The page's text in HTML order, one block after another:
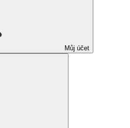
Můj účet